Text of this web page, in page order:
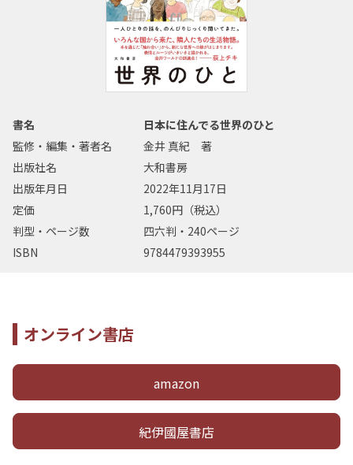
書名
日本に住んでる世界のひと
監修・編集・著者名
金井 真紀 著
出版社名
大和書房
出版年月日
2022年11月17日
定価
1,760円（税込）
判型・ページ数
四六判・240ページ
ISBN
9784479393955
オンライン書店
amazon
紀伊國屋書店